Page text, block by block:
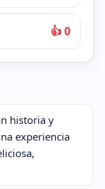
👍 0
historia y
experiencia